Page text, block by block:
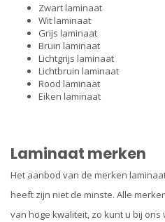
Zwart laminaat
Wit laminaat
Grijs laminaat
Bruin laminaat
Lichtgrijs laminaat
Lichtbruin laminaat
Rood laminaat
Eiken laminaat
Laminaat merken
Het aanbod van de merken
heeft zijn niet de minste. Alle
van hoge kwaliteit, zo kunt u bij